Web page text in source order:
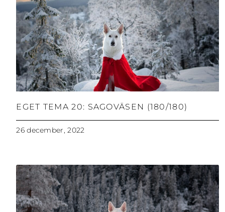
EGET TEMA 20: SAGOVÄSEN (180/180)
26 december, 2022